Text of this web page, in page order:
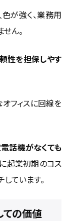
が強く、業務用
ん。
性を担保しやす
フィスに回線を
話機がなくても
に起業初期のコス
ています。
ての価値